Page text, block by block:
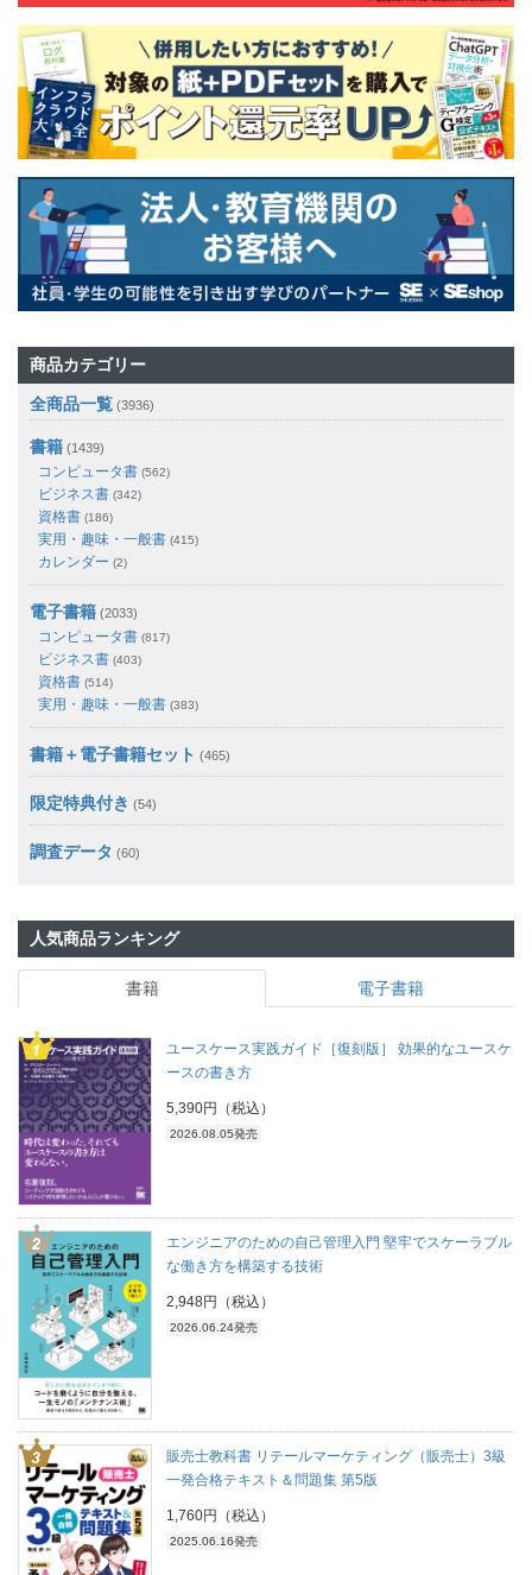
商品カテゴリー
全商品一覧 (3936)
書籍 (1439)
コンピュータ書 (562)
ビジネス書 (342)
資格書 (186)
実用・趣味・一般書 (415)
カレンダー (2)
電子書籍 (2033)
コンピュータ書 (817)
ビジネス書 (403)
資格書 (514)
実用・趣味・一般書 (383)
書籍＋電子書籍セット (465)
限定特典付き (54)
調査データ (60)
人気商品ランキング
書籍 電子書籍
ユースケース実践ガイド［復刻版］ 効果的なユースケ
ースの書き方
5,390円（税込）
2026.08.05発売
エンジニアのための自己管理入門 堅牢でスケーラブル
な働き方を構築する技術
2,948円（税込）
2026.06.24発売
販売士教科書 リテールマーケティング（販売士）3級
一発合格テキスト＆問題集 第5版
1,760円（税込）
2025.06.16発売